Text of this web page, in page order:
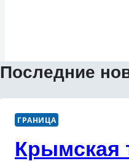
Последние
ГРАНИЦА
Крымская